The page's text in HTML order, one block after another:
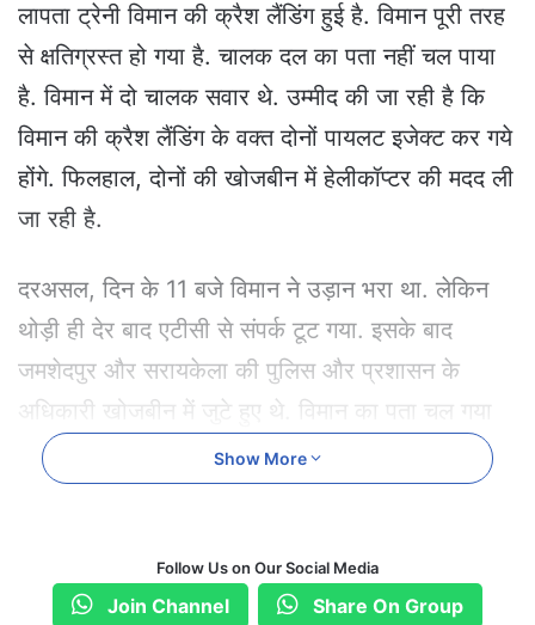
n
e
a
i
लापता ट्रेनी विमान की क्रैश लैंडिंग हुई है. विमान पूरी तरह
से क्षतिग्रस्त हो गया है. चालक दल का पता नहीं चल पाया
है. विमान में दो चालक सवार थे. उम्मीद की जा रही है कि
विमान की क्रैश लैंडिंग के वक्त दोनों पायलट इजेक्ट कर गये
होंगे. फिलहाल, दोनों की खोजबीन में हेलीकॉप्टर की मदद ली
जा रही है.
दरअसल, दिन के 11 बजे विमान ने उड़ान भरा था. लेकिन
थोड़ी ही देर बाद एटीसी से संपर्क टूट गया. इसके बाद
जमशेदपुर और सरायकेला की पुलिस और प्रशासन के
अधिकारी खोजबीन में जुटे हुए थे. विमान का पता चल गया
है. विमान का मलबा जिजिका पंचायत के बारुबेरा नामक जगह
पर मिला है.
क्या होता है ट्रेनी विमान
Show More
Follow Us on Our Social Media
Join Channel Share On Group